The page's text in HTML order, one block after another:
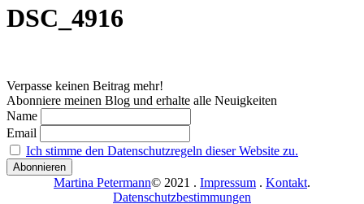
DSC_4916
Verpasse keinen Beitrag mehr!
Abonniere meinen Blog und erhalte alle Neuigkeiten
Name
Email
Ich stimme den Datenschutzregeln dieser Website zu.
Martina Petermann© 2021 . Impressum . Kontakt.
Datenschutzbestimmungen